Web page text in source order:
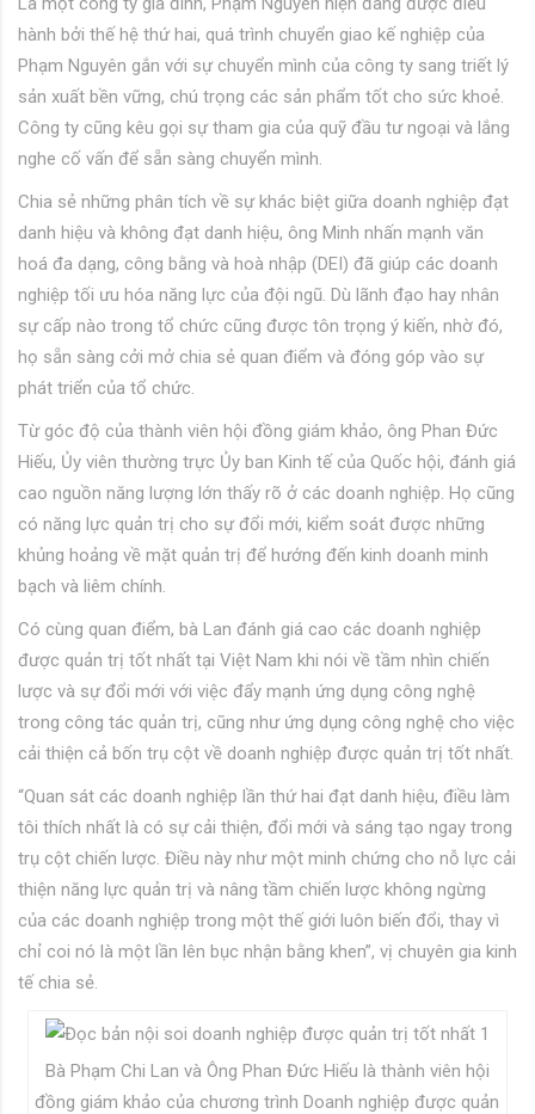
hành bởi thế hệ thứ hai, quá trình chuyển giao kế nghiệp của
Phạm Nguyên gắn với sự chuyển mình của công ty sang triết lý
sản xuất bền vững, chú trọng các sản phẩm tốt cho sức khoẻ.
Công ty cũng kêu gọi sự tham gia của quỹ đầu tư ngoại và lắng
nghe cố vấn để sẵn sàng chuyển mình.
Chia sẻ những phân tích về sự khác biệt giữa doanh nghiệp đạt
danh hiệu và không đạt danh hiệu, ông Minh nhấn mạnh văn
hoá đa dạng, công bằng và hoà nhập (DEI) đã giúp các doanh
nghiệp tối ưu hóa năng lực của đội ngũ. Dù lãnh đạo hay nhân
sự cấp nào trong tổ chức cũng được tôn trọng ý kiến, nhờ đó,
họ sẵn sàng cởi mở chia sẻ quan điểm và đóng góp vào sự
phát triển của tổ chức.
Từ góc độ của thành viên hội đồng giám khảo, ông Phan Đức
Hiếu, Ủy viên thường trực Ủy ban Kinh tế của Quốc hội, đánh giá
cao nguồn năng lượng lớn thấy rõ ở các doanh nghiệp. Họ cũng
có năng lực quản trị cho sự đổi mới, kiểm soát được những
khủng hoảng về mặt quản trị để hướng đến kinh doanh minh
bạch và liêm chính.
Có cùng quan điểm, bà Lan đánh giá cao các doanh nghiệp
được quản trị tốt nhất tại Việt Nam khi nói về tầm nhìn chiến
lược và sự đổi mới với việc đẩy mạnh ứng dụng công nghệ
trong công tác quản trị, cũng như ứng dụng công nghệ cho việc
cải thiện cả bốn trụ cột về doanh nghiệp được quản trị tốt nhất.
“Quan sát các doanh nghiệp lần thứ hai đạt danh hiệu, điều làm
tôi thích nhất là có sự cải thiện, đổi mới và sáng tạo ngay trong
trụ cột chiến lược. Điều này như một minh chứng cho nỗ lực cải
thiện năng lực quản trị và nâng tầm chiến lược không ngừng
của các doanh nghiệp trong một thế giới luôn biến đổi, thay vì
chỉ coi nó là một lần lên bục nhận bằng khen”, vị chuyên gia kinh
tế chia sẻ.
Bà Phạm Chi Lan và Ông Phan Đức Hiếu là thành viên hội
đồng giám khảo của chương trình Doanh nghiệp được quản